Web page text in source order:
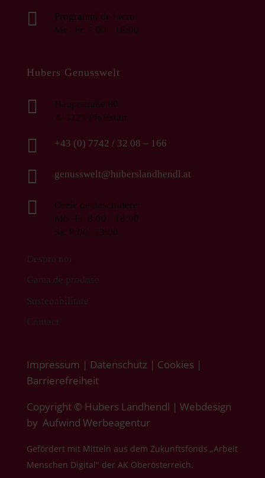

Programul de lucru:
Mo.-Fr. 7:00 - 16:00
Hubers Genusswelt

Hauptstraße 80
A-5223 Pfaffstätt
 +43 (0) 7742 / 32 08 – 166
 genusswelt@huberslandhendl.at

Orele de deschidere:
Mo.-Fr. 8:00 - 18:00
Sa. 8:00 -13:00
Impressum | Datenschutz | Cookies |
Barrierefreiheit
Copyright © Hubers Landhendl | Webdesign
by Aufwind Werbeagentur
Gefördert mit Mitteln aus dem Zukunftsfonds „Arbeit
Menschen Digital" der AK Oberösterreich.